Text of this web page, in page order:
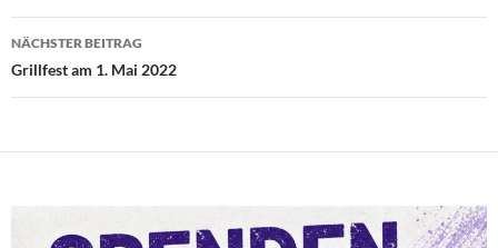
NÄCHSTER BEITRAG
Grillfest am 1. Mai 2022